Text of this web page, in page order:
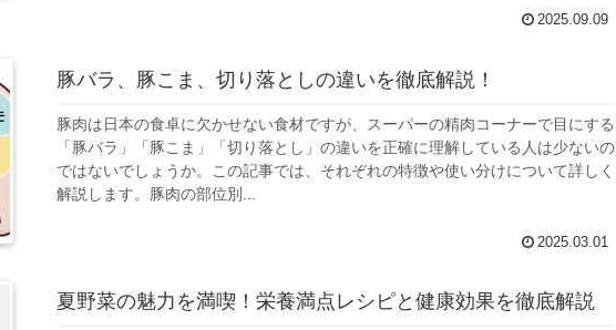
2025.09.09
豚バラ、豚こま、切り落としの違いを徹底解説！
豚肉は日本の食卓に欠かせない食材ですが、スーパーの精肉コーナーで目にする
「豚バラ」「豚こま」「切り落とし」の違いを正確に理解している人は少ないの
ではないでしょうか。この記事では、それぞれの特徴や使い分けについて詳しく
解説します。豚肉の部位別...
2025.03.01
夏野菜の魅力を満喫！栄養満点レシピと健康効果を徹底解説